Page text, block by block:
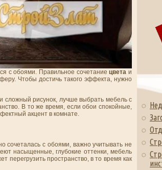
с обоями. Правильное сочетаниецвета и
Чтобы достичь такого эффекта, нужно
сложный рисунок, лучше выбрать мебель с
В то же время, если обои спокойные,
акцент в комнате.
сочеталась с обоями, важно учитывать не
насыщенные, глубокие оттенки, мебель
перегрузить пространство, в то время как